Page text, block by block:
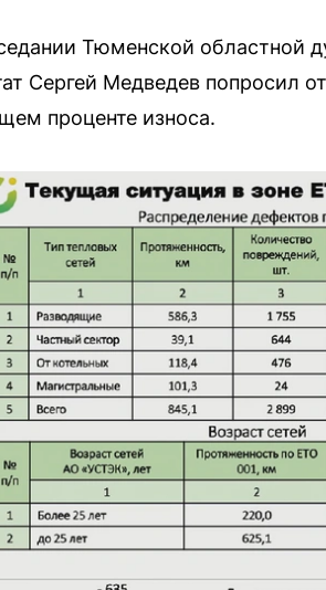
Тюменской областной
Сергей Медведев попросил
проценте износа.